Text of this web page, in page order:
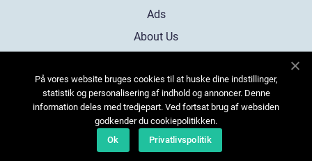
Ads
About Us
Contact
Sitemap
På vores website bruges cookies til at huske dine indstillinger,
statistik og personalisering af indhold og annoncer. Denne
information deles med tredjepart. Ved fortsat brug af websiden
godkender du cookiepolitikken.
Ok
Privatlivspolitik